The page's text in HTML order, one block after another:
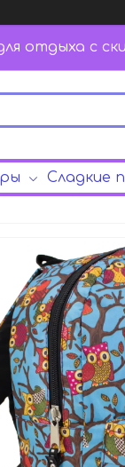
отдыха с
Сладкие